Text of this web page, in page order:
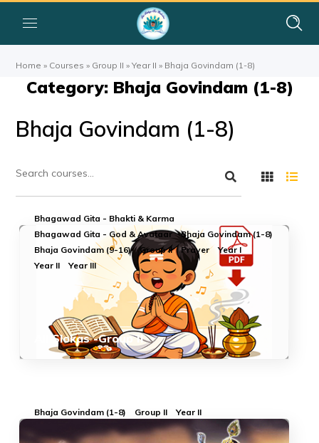
Home » Courses » Group II »Year II » Bhaja Govindam (1-8)
Category: Bhaja Govindam (1-8)
Bhaja Govindam (1-8)
Bhagawad Gita - Bhakti & Karma
Bhagawad Gita - God & Avataar
Bhaja Govindam (1-8)
Bhaja Govindam (9-16)
Group II Prayer
Year I
Year II
Year III
All Slokas -Group II
Bhaja Govindam (1-8) Group II Year II